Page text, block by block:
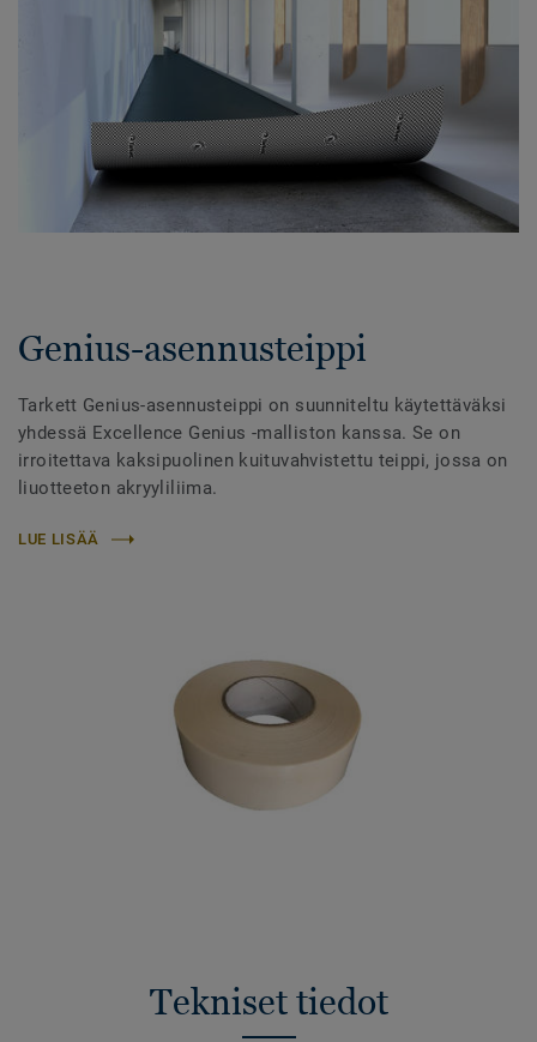
Genius-asennusteippi
Tarkett Genius-asennusteippi on suunniteltu käytettäväksi
yhdessä Excellence Genius -malliston kanssa. Se on
irroitettava kaksipuolinen kuituvahvistettu teippi, jossa on
liuotteeton akryyliliima.
LUE LISÄÄ
Tekniset tiedot